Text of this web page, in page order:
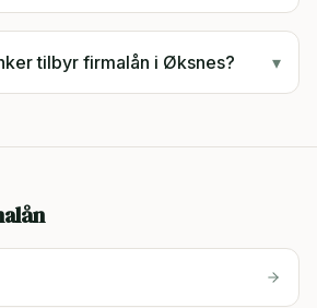
tilbyr firmalån i Øksnes? ▾